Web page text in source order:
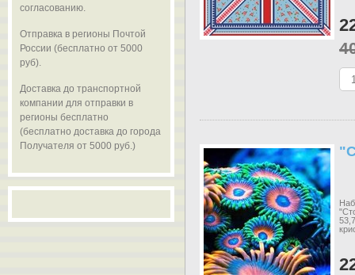
согласованию.
Отправка в регионы Почтой
России (бесплатно от 5000
руб).
Доставка до транспортной
компании для отправки в
регионы бесплатно
(бесплатно доставка до города
Получателя от 5000 руб.)